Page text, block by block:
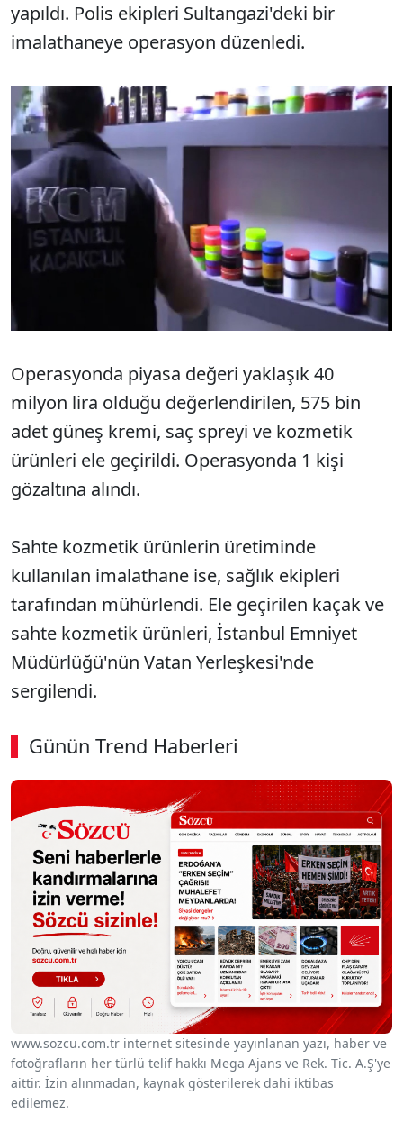
yapıldı. Polis ekipleri Sultangazi'deki bir
imalathaneye operasyon düzenledi.
Operasyonda piyasa değeri yaklaşık 40
milyon lira olduğu değerlendirilen, 575 bin
adet güneş kremi, saç spreyi ve kozmetik
ürünleri ele geçirildi. Operasyonda 1 kişi
gözaltına alındı.
Sahte kozmetik ürünlerin üretiminde
kullanılan imalathane ise, sağlık ekipleri
tarafından mühürlendi. Ele geçirilen kaçak ve
sahte kozmetik ürünleri, İstanbul Emniyet
Müdürlüğü'nün Vatan Yerleşkesi'nde
sergilendi.
Günün Trend Haberleri
www.sozcu.com.tr internet sitesinde yayınlanan yazı, haber ve
fotoğrafların her türlü telif hakkı Mega Ajans ve Rek. Tic. A.Ş'ye
aittir. İzin alınmadan, kaynak gösterilerek dahi iktibas
edilemez.